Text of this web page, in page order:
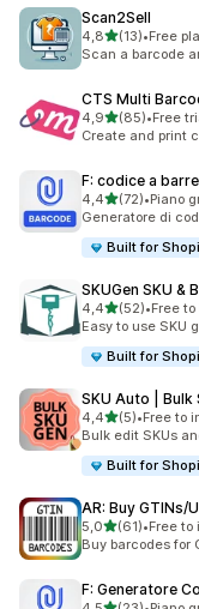
Scan2Sell
4,8stelle su 5
(13)
13 recensioni
•Free
Scan a barcode
CTS Multi
4,9stelle su 5
(85)
85 recensioni
•Free
Create and print
F: codice a
4,4stelle su 5
(72)
72 recensioni
•Piano
Generatore di
Built for
SKUGen SKU &
4,4stelle su 5
(52)
52 recensioni
•Free
Easy to use SKU
Built for
SKU Auto | Bulk
4,4stelle su 5
(5)
5 recensioni totali
•Free to
Bulk edit SKUs
Built for
AR: Buy GTINs/
5,0stelle su 5
(61)
61 recensioni
•Free to
Buy barcodes for
F: Generatore